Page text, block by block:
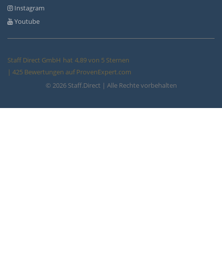
Instagram
Youtube
Staff Direct GmbH hat 4,89von 5 Sternen
| 425 Bewertungen auf ProvenExpert.com
© 2026 Staff.Direct | Alle Rechte vorbehalten